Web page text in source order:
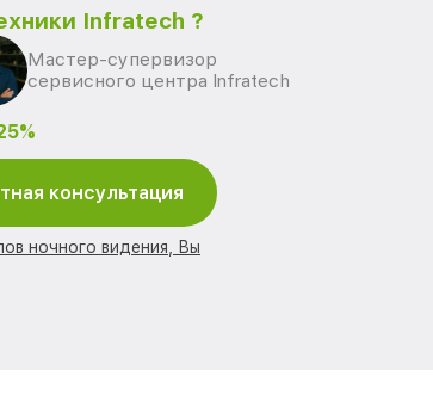
Infratech ?
Мастер-супервизор
сервисного центра Infratech
консультация
ночного видения, Вы